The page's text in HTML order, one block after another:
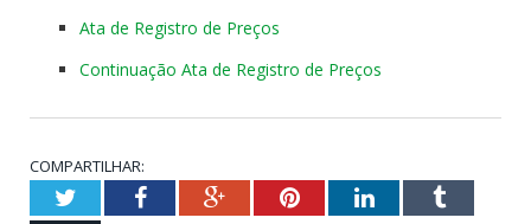
Ata de Registro de Preços
Continuação Ata de Registro de Preços
COMPARTILHAR:
TwitterFacebookGoogle+PinterestLinkedInTumblr